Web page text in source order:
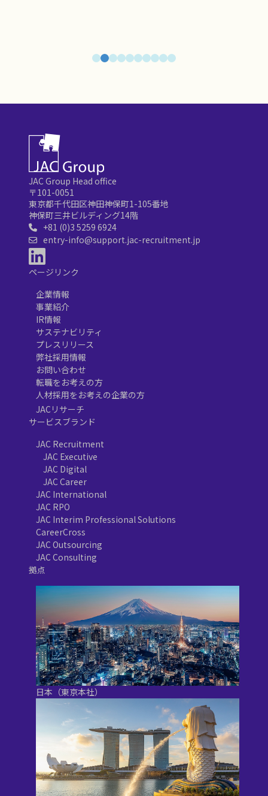
JAC Group Head office
〒101-0051
東京都千代田区神田神保町1-105番地
神保町三井ビルディング14階
+81 (0)3 5259 6924
entry-info@support.jac-recruitment.jp
ページリンク
企業情報
事業紹介
IR情報
サステナビリティ
プレスリリース
弊社採用情報
お問い合わせ
転職をお考えの方
人材採用をお考えの企業の方
JACリサーチ
サービスブランド
JAC Recruitment
JAC Executive
JAC Digital
JAC Career
JAC International
JAC RPO
JAC Interim Professional Solutions
CareerCross
JAC Outsourcing
JAC Consulting
拠点
日本（東京本社）